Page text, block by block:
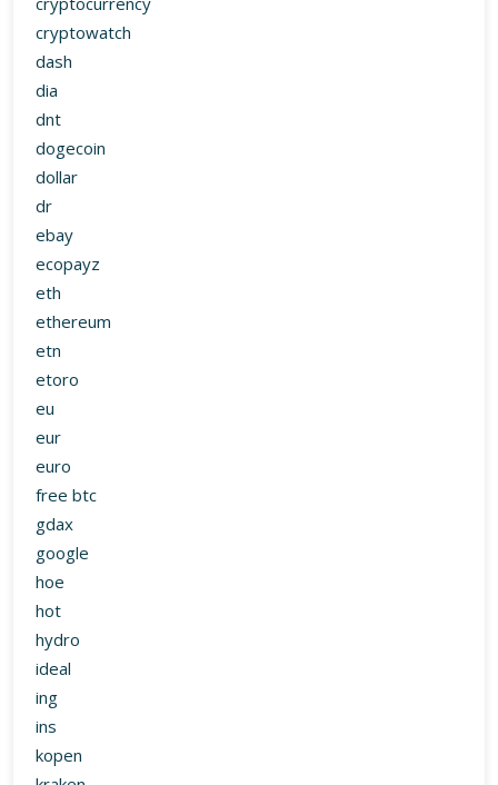
ebay
ecopayz
eth
ethereum
etn
etoro
eu
eur
euro
free btc
gdax
google
hoe
hot
hydro
ideal
ing
ins
kopen
kraken
lbc
litecoin
markets
mega
minergate
monero
myetherwallet